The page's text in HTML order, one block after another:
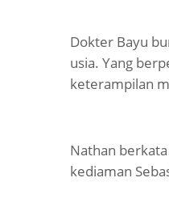
Dokter Bayu
usia. Yang
keterampilan
Nathan
kediaman